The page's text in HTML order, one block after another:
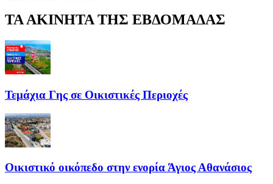
ΤΑ ΑΚΙΝΗΤΑ ΤΗΣ ΕΒΔΟΜΑΔΑΣ
Τεμάχια Γης σε Οικιστικές Περιοχές
Οικιστικό οικόπεδο στην ενορία Άγιος Αθανάσιος